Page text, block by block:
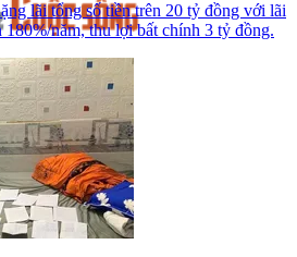
lãi tổng số tiền trên 20 tỷ đồng với lãi
180%/năm, thu lợi bất chính 3 tỷ đồng.